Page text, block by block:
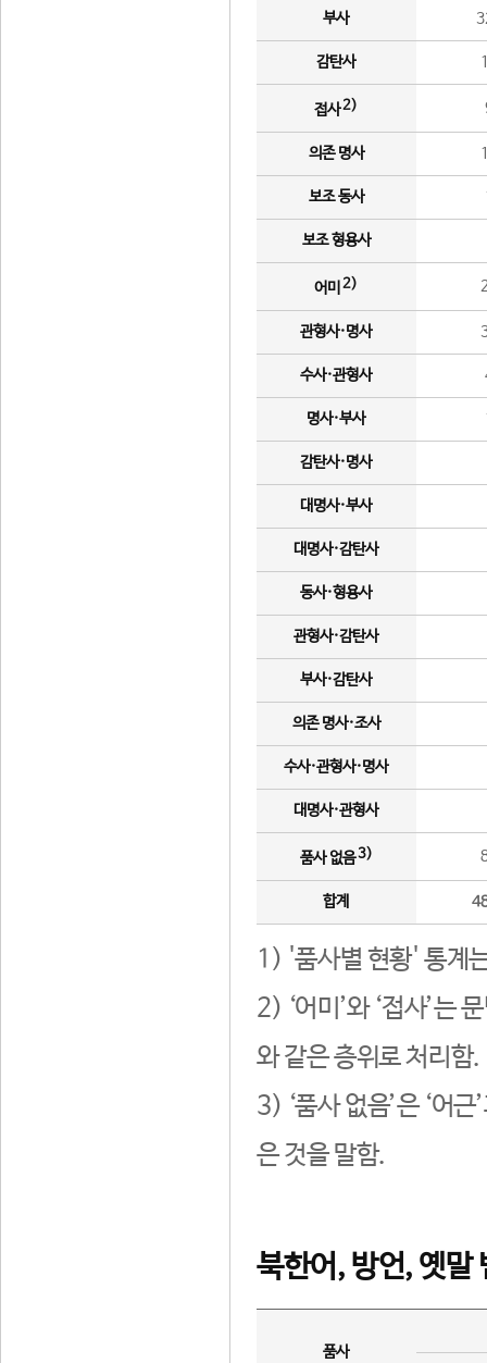
부사
감탄사
접사2)
의존 명사
보조 동사
보조 형용사
어미 2)
관형사·명사
수사·관형사
명사·부사
감탄사·명사
대명사·부사
대명사·감탄사
동사·형용사
관형사·감탄사
부사·감탄사
의존 명사·조사
수사·관형사·명사
대명사·관형사
품사 없음3)
합계
1) '품사별 현황' 통계
2) ‘어미’와 ‘접사’는
와 같은 층위로 처리함.
3) ‘품사 없음’은 ‘어
은 것을 말함.
북한어, 방언, 옛말
품사